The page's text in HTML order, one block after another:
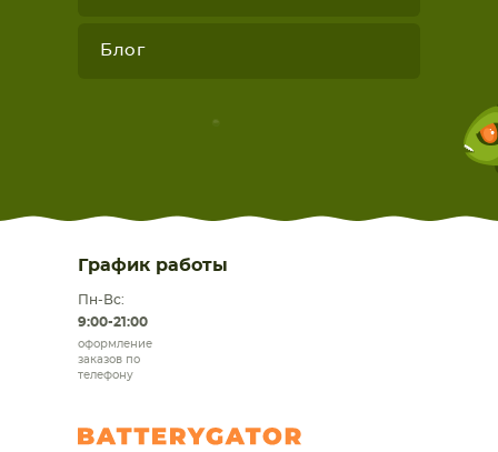
Блог
График работы
Пн-Вс:
9:00-21:00
оформление
заказов по
телефону